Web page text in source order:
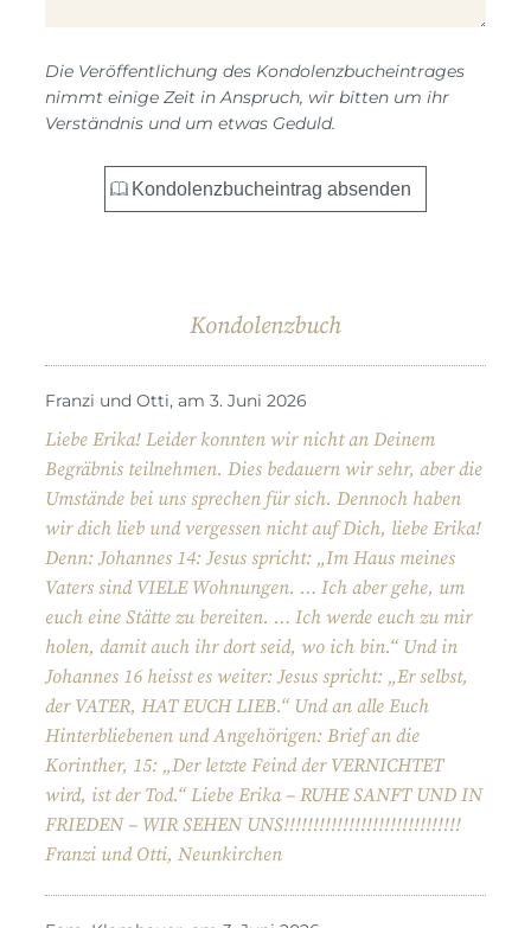
Die Veröffentlichung des Kondolenzbucheintrages
nimmt einige Zeit in Anspruch, wir bitten um ihr
Verständnis und um etwas Geduld.
Kondolenzbuch
Franzi und Otti, am 3. Juni 2026
Liebe Erika! Leider konnten wir nicht an Deinem
Begräbnis teilnehmen. Dies bedauern wir sehr, aber die
Umstände bei uns sprechen für sich. Dennoch haben
wir dich lieb und vergessen nicht auf Dich, liebe Erika!
Denn: Johannes 14: Jesus spricht: „Im Haus meines
Vaters sind VIELE Wohnungen. … Ich aber gehe, um
euch eine Stätte zu bereiten. … Ich werde euch zu mir
holen, damit auch ihr dort seid, wo ich bin.“ Und in
Johannes 16 heisst es weiter: Jesus spricht: „Er selbst,
der VATER, HAT EUCH LIEB.“ Und an alle Euch
Hinterbliebenen und Angehörigen: Brief an die
Korinther, 15: „Der letzte Feind der VERNICHTET
wird, ist der Tod.“ Liebe Erika – RUHE SANFT UND IN
FRIEDEN – WIR SEHEN UNS!!!!!!!!!!!!!!!!!!!!!!!!!!!!!!
Franzi und Otti, Neunkirchen